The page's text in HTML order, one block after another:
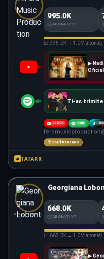
MANELE
995.0K
ABONAȚI YT
📈 995.0K → 1.0M abonați
▶
Ti-as trimite
995.0K 3.6K
🃏 Card #TATARR
# TATARR
FOLCLOR, MANELE, POP
Georgiana
668.0K
ABONAȚI YT
📈 668.0K → 1.0M abonați
▶